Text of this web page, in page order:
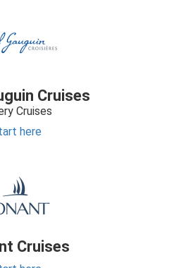
Cruises
Cruises
here
Cruises